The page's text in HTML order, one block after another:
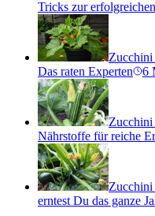
Tricks zur
Zucchini
Das raten Experten
6
Zucchini
Nährstoffe für reiche
Zucchini
erntest Du das ganze